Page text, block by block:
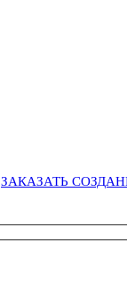
ЗАКАЗАТЬ